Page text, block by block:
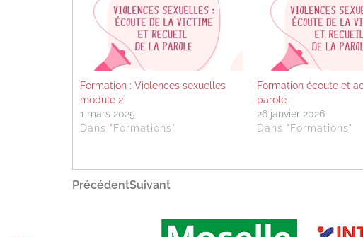
Formation : Violences sexuelles
module 2
1 mars 2025
Dans "Formations"
Formation écoute et
parole
26 janvier 2026
Dans "Formations"
Navigation
Article
Précédent
Article
Suivant